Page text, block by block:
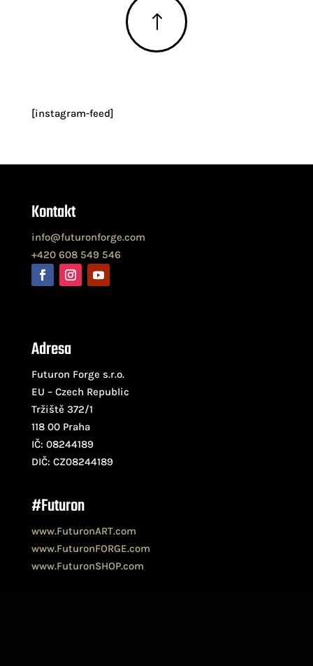
!
[instagram-feed]
Kontakt
info@futuronforge.com
+420 608 549 546
Adresa
Futuron Forge s.r.o.
EU – Czech Republic
Tržiště 372/1
118 00 Praha
IČ: 08244189
DIČ: CZ08244189
#Futuron
www.FuturonART.com
www.FuturonFORGE.com
www.FuturonSHOP.com